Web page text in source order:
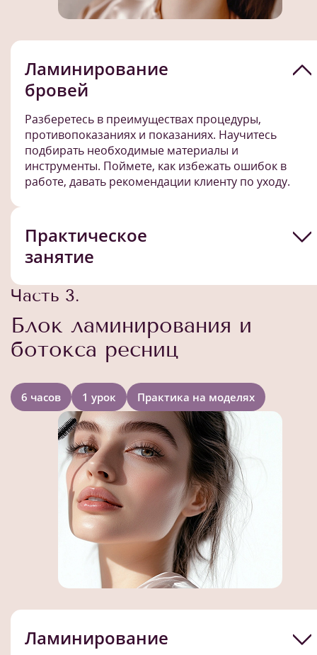
Ламинирование
бровей
Разберетесь в преимуществах процедуры,
противопоказаниях и показаниях. Научитесь
подбирать необходимые материалы и
инструменты. Поймете, как избежать ошибок в
работе, давать рекомендации клиенту по уходу.
Практическое
занятие
Часть 3.
Блок ламинирования и
ботокса ресниц
6 часов 1 урок Практика на моделях
Ламинирование